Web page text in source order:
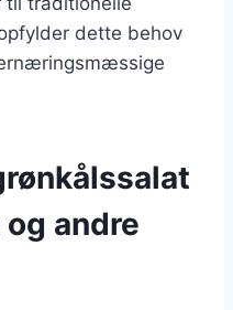
dette behov
andre